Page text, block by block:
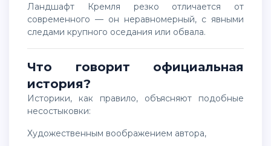
Ландшафт Кремля резко отличается от
современного — он неравномерный, с явными
следами крупного оседания или обвала.
Что говорит официальная
история?
Историки, как правило, объясняют подобные
несостыковки:
художественным воображением автора,